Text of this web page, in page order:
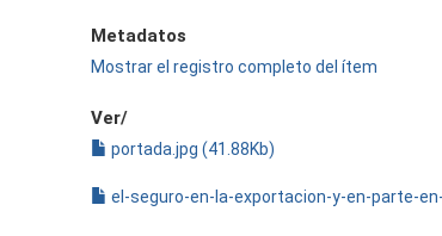
Metadatos
Mostrar el registro completo del ítem
Ver/
portada.jpg (41.88Kb)
el-seguro-en-la-exportacion-y-en-parte-